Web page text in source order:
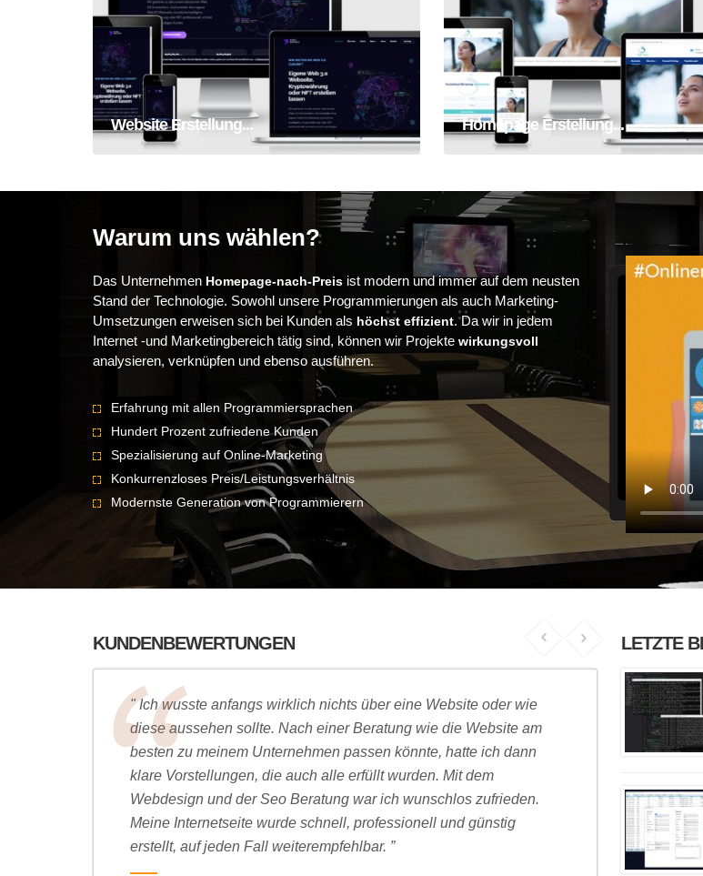
Website Erstellung Krypto
Website Erstellung...
Homepage Erstellung
Homepage Erstellung...
Warum uns wählen?
Das Unternehmen Homepage-nach-Preis ist modern und immer auf dem neusten
Stand der Technologie. Sowohl unsere Programmierungen als auch Marketing-
Umsetzungen erweisen sich bei Kunden als höchst effizient. Da wir in jedem
Internet -und Marketingbereich tätig sind, können wir Projekte wirkungsvoll
analysieren, verknüpfen und ebenso ausführen.
Erfahrung mit allen Programmiersprachen
Hundert Prozent zufriedene Kunden
Spezialisierung auf Online-Marketing
Konkurrenzloses Preis/Leistungsverhältnis
Modernste Generation von Programmierern
.
KUNDENBEWERTUNGEN
" Ich wusste anfangs wirklich nichts über eine Website oder wie
diese aussehen sollte. Nach einer Beratung wie die Website am
besten zu meinem Unternehmen passen könnte, hatte ich dann
klare Vorstellungen, die auch alle erfüllt wurden. Mit dem
Webdesign und der Seo Beratung war ich wunschlos zufrieden.
Meine Internetseite wurde schnell, professionell und günstig
erstellt, auf jeden Fall weiterempfehlbar. ”
LETZTE